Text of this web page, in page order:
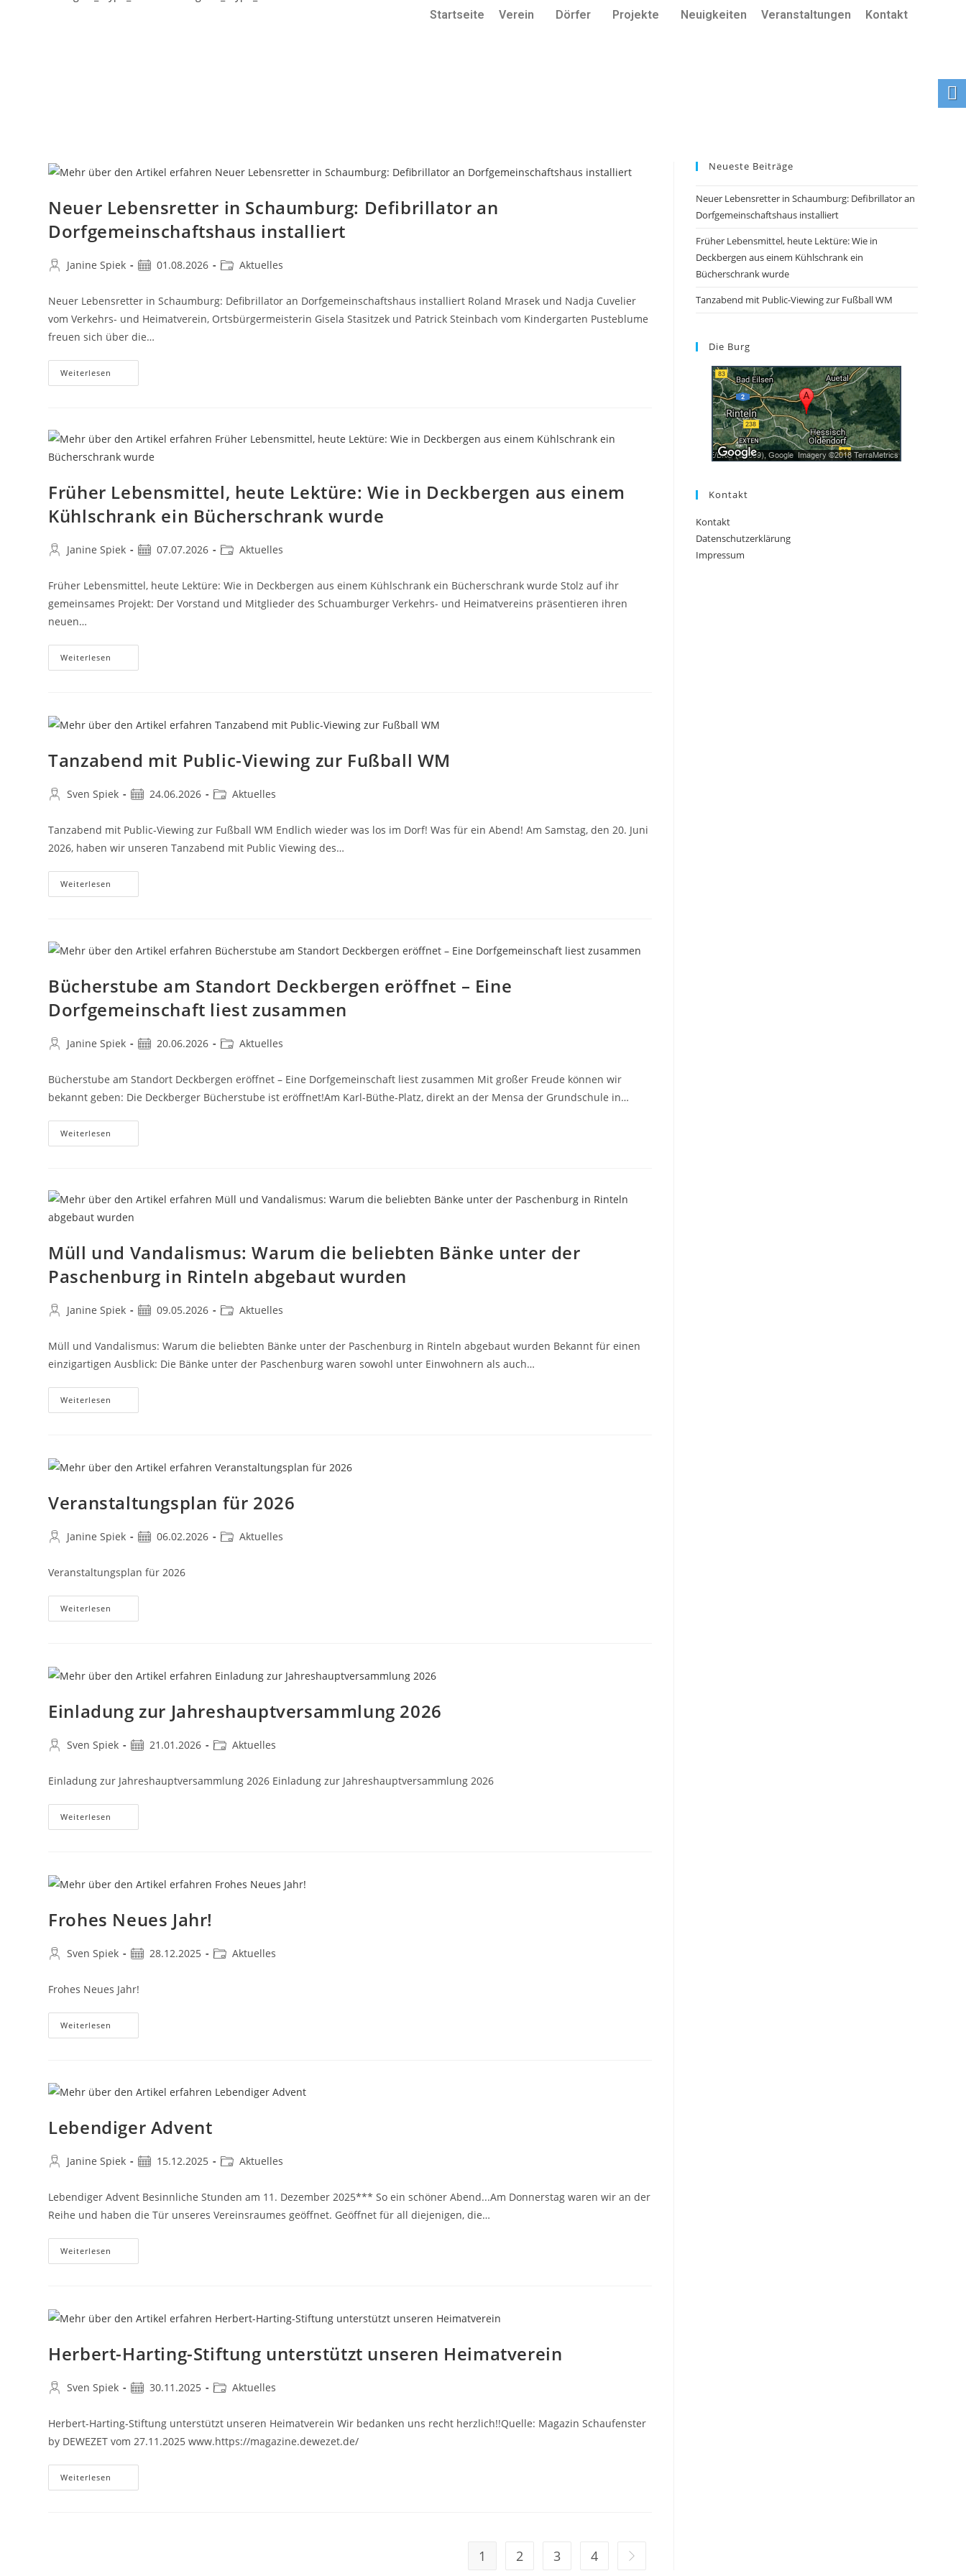
Startseite Verein Dörfer Projekte Neuigkeiten Veranstaltungen Kontakt
Neuer Lebensretter in Schaumburg: Defibrillator an
Dorfgemeinschaftshaus installiert
Janine Spiek 01.08.2026 Aktuelles
Neuer Lebensretter in Schaumburg: Defibrillator an Dorfgemeinschaftshaus installiert Roland Mrasek und Nadja Cuvelier
vom Verkehrs- und Heimatverein, Ortsbürgermeisterin Gisela Stasitzek und Patrick Steinbach vom Kindergarten Pusteblume
freuen sich über die…
Weiterlesen
Früher Lebensmittel, heute Lektüre: Wie in Deckbergen aus einem
Kühlschrank ein Bücherschrank wurde
Janine Spiek 07.07.2026 Aktuelles
Früher Lebensmittel, heute Lektüre: Wie in Deckbergen aus einem Kühlschrank ein Bücherschrank wurde Stolz auf ihr
gemeinsames Projekt: Der Vorstand und Mitglieder des Schuamburger Verkehrs- und Heimatvereins präsentieren ihren
neuen…
Weiterlesen
Tanzabend mit Public-Viewing zur Fußball WM
Sven Spiek 24.06.2026 Aktuelles
Tanzabend mit Public-Viewing zur Fußball WM Endlich wieder was los im Dorf! Was für ein Abend! Am Samstag, den 20. Juni
2026, haben wir unseren Tanzabend mit Public Viewing des…
Weiterlesen
Bücherstube am Standort Deckbergen eröffnet – Eine
Dorfgemeinschaft liest zusammen
Janine Spiek 20.06.2026 Aktuelles
Bücherstube am Standort Deckbergen eröffnet – Eine Dorfgemeinschaft liest zusammen Mit großer Freude können wir
bekannt geben: Die Deckberger Bücherstube ist eröffnet!Am Karl-Büthe-Platz, direkt an der Mensa der Grundschule in…
Weiterlesen
Müll und Vandalismus: Warum die beliebten Bänke unter der
Paschenburg in Rinteln abgebaut wurden
Janine Spiek 09.05.2026 Aktuelles
Müll und Vandalismus: Warum die beliebten Bänke unter der Paschenburg in Rinteln abgebaut wurden Bekannt für einen
einzigartigen Ausblick: Die Bänke unter der Paschenburg waren sowohl unter Einwohnern als auch…
Weiterlesen
Veranstaltungsplan für 2026
Janine Spiek 06.02.2026 Aktuelles
Veranstaltungsplan für 2026
Weiterlesen
Einladung zur Jahreshauptversammlung 2026
Sven Spiek 21.01.2026 Aktuelles
Einladung zur Jahreshauptversammlung 2026 Einladung zur Jahreshauptversammlung 2026
Weiterlesen
Frohes Neues Jahr!
Sven Spiek 28.12.2025 Aktuelles
Frohes Neues Jahr!
Weiterlesen
Lebendiger Advent
Janine Spiek 15.12.2025 Aktuelles
Lebendiger Advent Besinnliche Stunden am 11. Dezember 2025*** So ein schöner Abend...Am Donnerstag waren wir an der
Reihe und haben die Tür unseres Vereinsraumes geöffnet. Geöffnet für all diejenigen, die…
Weiterlesen
Herbert-Harting-Stiftung unterstützt unseren Heimatverein
Sven Spiek 30.11.2025 Aktuelles
Herbert-Harting-Stiftung unterstützt unseren Heimatverein Wir bedanken uns recht herzlich!!Quelle: Magazin Schaufenster
by DEWEZET vom 27.11.2025 www.https://magazine.dewezet.de/
Weiterlesen
1 2 3 4
Neueste Beiträge
Neuer Lebensretter in Schaumburg: Defibrillator an
Dorfgemeinschaftshaus installiert
Früher Lebensmittel, heute Lektüre: Wie in
Deckbergen aus einem Kühlschrank ein
Bücherschrank wurde
Tanzabend mit Public-Viewing zur Fußball WM
Die Burg
Kontakt
Kontakt
Datenschutzerklärung
Impressum